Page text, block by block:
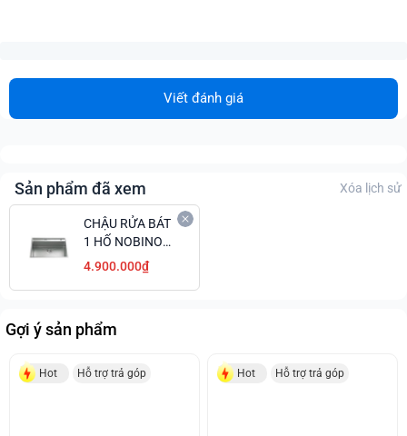
Viết đánh giá
Sản phẩm đã xem Xóa lịch sử
CHẬU RỬA BÁT
1 HỐ NOBINOX
LUMIA NJ557
4.900.000₫
Gợi ý sản phẩm
Hot Hỗ trợ trả góp Hot Hỗ trợ trả góp